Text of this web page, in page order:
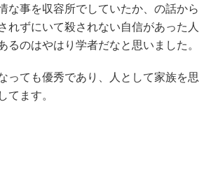
な事を収容所でしていたか、の話から
れずにいて殺されない自信があった人
るのはやはり学者だなと思いました。
っても優秀であり、人として家族を思
てます。